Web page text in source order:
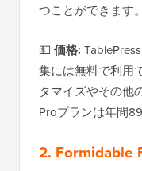
つことができます。
💵 価格:
集には無料で利用
タマイズやその他
Proプランは年間
2. Formidable